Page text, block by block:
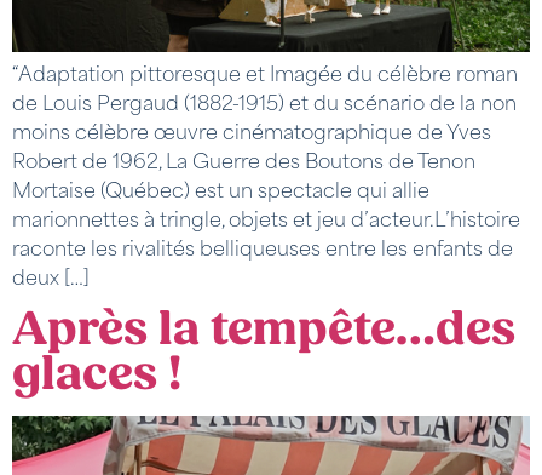
“Adaptation pittoresque et Imagée du célèbre roman
de Louis Pergaud (1882-1915) et du scénario de la non
moins célèbre œuvre cinématographique de Yves
Robert de 1962, La Guerre des Boutons de Tenon
Mortaise (Québec) est un spectacle qui allie
marionnettes à tringle, objets et jeu d’acteur.L’histoire
raconte les rivalités belliqueuses entre les enfants de
deux […]
Après la tempête…des
glaces !